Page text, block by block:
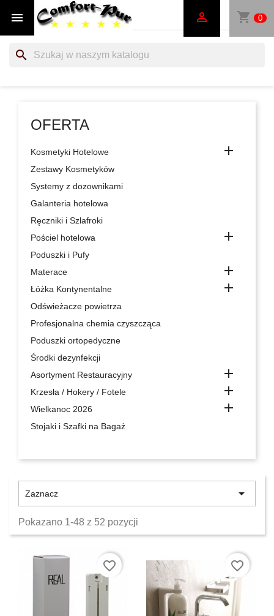
 shopping_cart 0

search
OFERTA
Kosmetyki Hotelowe 
Zestawy Kosmetyków
Systemy z dozownikami
Galanteria hotelowa
Ręczniki i Szlafroki
Pościel hotelowa

Poduszki i Pufy
Materace

Łóżka Kontynentalne 
Odświeżacze powietrza
Profesjonalna chemia czyszcząca
Poduszki ortopedyczne
Środki dezynfekcji
Asortyment Restauracyjny

Krzesła / Hokery / Fotele 
Wielkanoc 2026 
Stojaki i Szafki na Bagaż
Zaznacz 
Pokazano 1-48 z 52 pozycji
favorite_border favorite_border